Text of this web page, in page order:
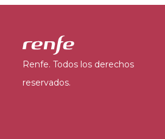
Renfe. Todos los derechos
reservados.